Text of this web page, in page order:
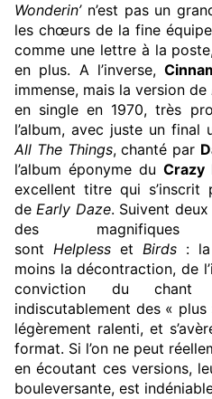
Wonderin’ n’est pas un
les chœurs de la fine
comme une lettre à la
en plus. A l’inverse,
immense, mais la version de
en single en 1970, très
l’album, avec juste un final
All The Things, chanté par
l’album éponyme du Crazy
excellent titre qui s’inscrit
de Early Daze. Suivent
des
sont Helpless et Birds :
moins la décontraction, de
conviction du chant
indiscutablement des « plus
légèrement ralenti, et
format. Si l’on ne peut
en écoutant ces versions,
bouleversante, est